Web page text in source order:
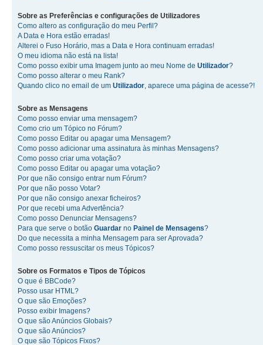
Sobre as Preferências e configurações de Utilizadores
Como altero as configuração do meu Perfil?
A Data e Hora estão erradas!
Alterei o Fuso Horário, mas a Data e Hora continuam erradas!
O meu idioma não está na lista!
Como posso exibir uma Imagem junto ao meu Nome de Utilizador?
Como posso alterar o meu Rank?
Quando clico no email de um Utilizador, aparece uma página de acesse?!
Sobre as Mensagens
Como posso enviar uma mensagem?
Como crio um Tópico no Fórum?
Como posso Editar ou apagar uma Mensagem?
Como posso adicionar uma assinatura às minhas Mensagens?
Como posso criar uma votação?
Como posso Editar ou apagar uma votação?
Por que não consigo entrar num Fórum?
Por que não posso Votar?
Por que não consigo anexar ficheiros?
Por que recebi uma Advertência?
Como posso Denunciar Mensagens?
Para que serve o botão Guardar no Painel de Mensagens?
Do que necessita a minha Mensagem para ser Aprovada?
Como posso ressuscitar os meus Tópicos?
Sobre os Formatos e Tipos de Tópicos
O que é BBCode?
Posso usar HTML?
O que são Emoções?
Posso exibir Imagens?
O que são Anúncios Globais?
O que são Anúncios?
O que são Tópicos Fixos?